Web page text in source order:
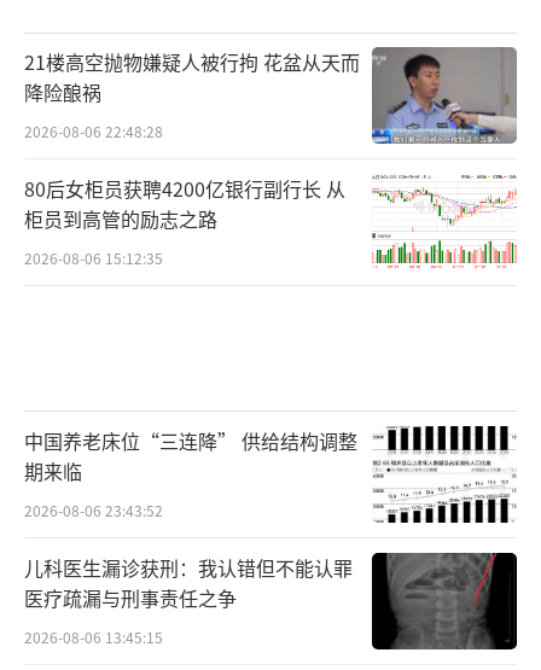
21楼高空抛物嫌疑人被行拘 花盆从天而
降险酿祸
2026-08-06 22:48:28
80后女柜员获聘4200亿银行副行长 从
柜员到高管的励志之路
2026-08-06 15:12:35
中国养老床位“三连降” 供给结构调整
期来临
2026-08-06 23:43:52
儿科医生漏诊获刑：我认错但不能认罪
医疗疏漏与刑事责任之争
2026-08-06 13:45:15